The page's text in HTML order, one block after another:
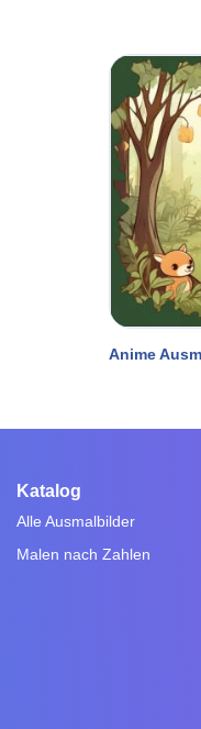
Anime
Katalog
Alle Ausmalbilder
Malen nach Zahlen